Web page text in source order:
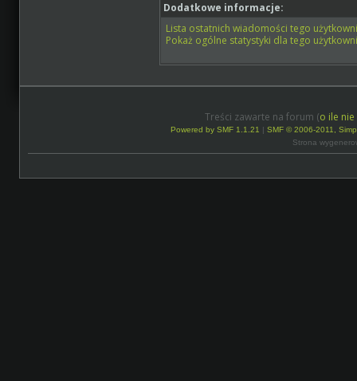
Dodatkowe informacje:
Lista ostatnich wiadomości tego
Pokaż ogólne statystyki dla tego
Treści zawarte na forum (o ile
Powered by SMF 1.1.21 | SMF © 2006-2011,
Strona